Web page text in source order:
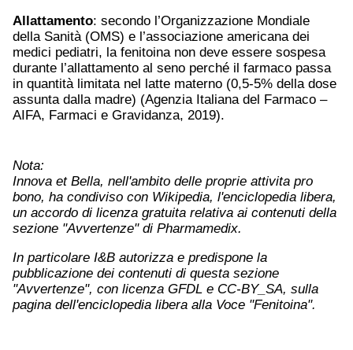
Allattamento: secondo l’Organizzazione Mondiale
della Sanità (OMS) e l’associazione americana dei
medici pediatri, la fenitoina non deve essere sospesa
durante l’allattamento al seno perché il farmaco passa
in quantità limitata nel latte materno (0,5-5% della dose
assunta dalla madre) (Agenzia Italiana del Farmaco –
AIFA, Farmaci e Gravidanza, 2019).
Nota:
Innova et Bella, nell'ambito delle proprie attivita pro
bono, ha condiviso con Wikipedia, l'enciclopedia libera,
un accordo di licenza gratuita relativa ai contenuti della
sezione "Avvertenze" di Pharmamedix.
In particolare I&B autorizza e predispone la
pubblicazione dei contenuti di questa sezione
"Avvertenze", con licenza GFDL e CC-BY_SA, sulla
pagina dell'enciclopedia libera alla Voce "Fenitoina".